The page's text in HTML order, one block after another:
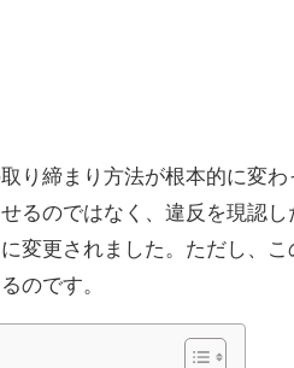
り締まり方法が根本的に変
るのではなく、違反を現認
変更されました。ただし、
のです。